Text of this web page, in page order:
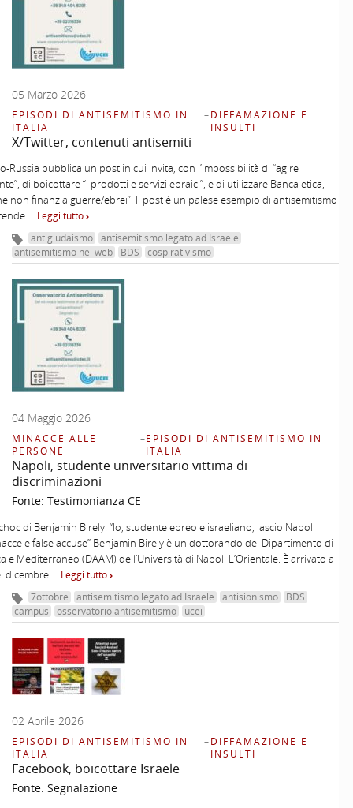
05 Marzo 2026
EPISODI DI ANTISEMITISMO IN
ITALIA
–DIFFAMAZIONE E
INSULTI
X/Twitter, contenuti antisemiti
Russia pubblica un post in cui invita, con l’impossibilità di “agire
di boicottare “i prodotti e servizi ebraici”, e di utilizzare Banca etica,
non finanzia guerre/ebrei”. Il post è un palese esempio di antisemitismo
… Leggi tutto
antigiudaismo
antisemitismo legato ad Israele
antisemitismo nel web
BDS cospirativismo
04 Maggio 2026
MINACCE ALLE
PERSONE
–EPISODI DI ANTISEMITISMO IN
ITALIA
Napoli, studente universitario vittima di
discriminazioni
Fonte: Testimonianza CE
di Benjamin Birely: “Io, studente ebreo e israeliano, lascio Napoli
e false accuse” Benjamin Birely è un dottorando del Dipartimento di
e Mediterraneo (DAAM) dell’Università di Napoli L’Orientale. È arrivato a
dicembre … Leggi tutto
7ottobre antisemitismo legato ad Israele antisionismo
BDS
campus
osservatorio antisemitismo ucei
02 Aprile 2026
EPISODI DI ANTISEMITISMO IN
ITALIA
–DIFFAMAZIONE E
INSULTI
Facebook, boicottare Israele
Fonte: Segnalazione